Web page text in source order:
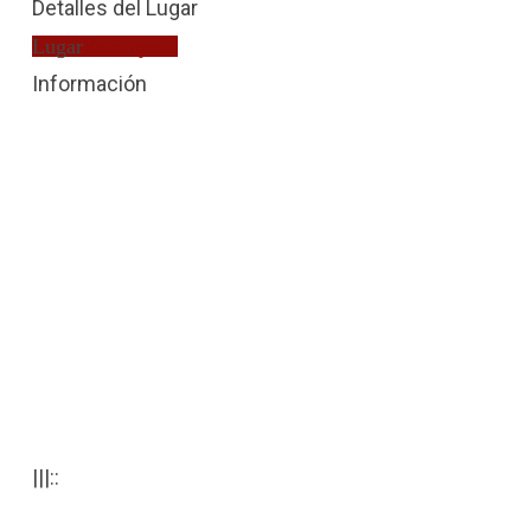
Detalles del Lugar
LugarExtranjería
Información
|||::